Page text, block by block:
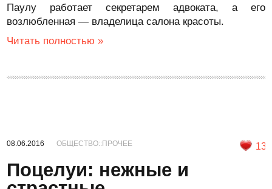
Паулу работает секретарем адвоката, а его
возлюбленная — владелица салона красоты.
Читать полностью »
08.06.2016 ОБЩЕСТВО::ПРОЧЕЕ 13
Поцелуи: нежные и